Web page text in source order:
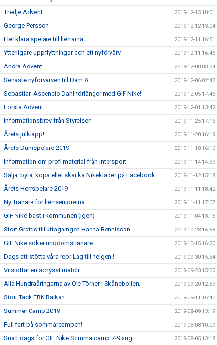
Tredje Advent 2019-12-15 10:01
George Persson 2019-12-12 13:04
Fler klara spelare till herrarna 2019-12-11 16:51
Ytterligare uppflyttningar och ett nyförvärv 2019-12-11 16:45
Andra Advent 2019-12-08 03:04
Senaste nyförvärven till Dam A 2019-12-06 02:43
Sebastian Ascencio Dahl förlänger med GIF Nike! 2019-12-05 17:43
Första Advent 2019-12-01 13:42
Informationsbrev från Styrelsen 2019-11-25 17:16
Årets julklapp! 2019-11-20 16:19
Årets Damspelare 2019 2019-11-18 16:16
Information om profilmaterial från Intersport 2019-11-14 14:39
Sälja, byta, köpa eller skänka Nikekläder på Facebook 2019-11-12 15:18
Årets Herrspelare 2019 2019-11-11 18:42
Ny Tränare för herrseniorerna 2019-11-11 17:07
GIF Nike bäst i kommunen (igen) 2019-11-04 13:15
Stort Grattis till uttagningen Hanna Bennisson 2019-10-23 16:58
GIF Nike söker ungdomstränare! 2019-10-15 16:20
Dags att stötta våra repr Lag till helgen.! 2019-09-30 15:34
Vi stöttar en schysst match! 2019-09-23 15:32
Alla Hundraåringarna av Ole Törner i Skånebollen. 2019-09-20 12:59
Stort Tack FBK Balkan 2019-09-11 16:43
Summer Camp 2019 2019-08-09 13:19
Full fart på sommarcampen! 2019-08-08 10:09
Snart dags för GIF Nike Sommarcamp 7-9 aug 2019-08-05 13:18